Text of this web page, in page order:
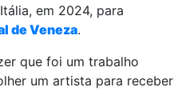
em 2024, para
de Veneza.
que foi um trabalho
um artista para receber